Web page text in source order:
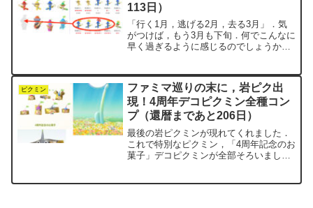
113日）
「行く1月，逃げる2月，去る3月」．気
がつけば，もう3月も下旬．何でこんなに
早く過ぎるように感じるのでしょうか．
ピクミン．リーチ（7種そろい）までは，
一週間もかかりませ...
ピクミン
ファミマ巡りの末に，岩ピク出
現！4周年デコピクミン全種コン
プ（還暦まであと206日）
最後の岩ピクミンが現れてくれました．
これで特別なピクミン，「4周年記念のお
菓子」デコピクミンが全部そろいまし